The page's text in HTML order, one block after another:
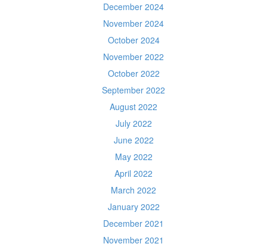
December 2024
November 2024
October 2024
November 2022
October 2022
September 2022
August 2022
July 2022
June 2022
May 2022
April 2022
March 2022
January 2022
December 2021
November 2021